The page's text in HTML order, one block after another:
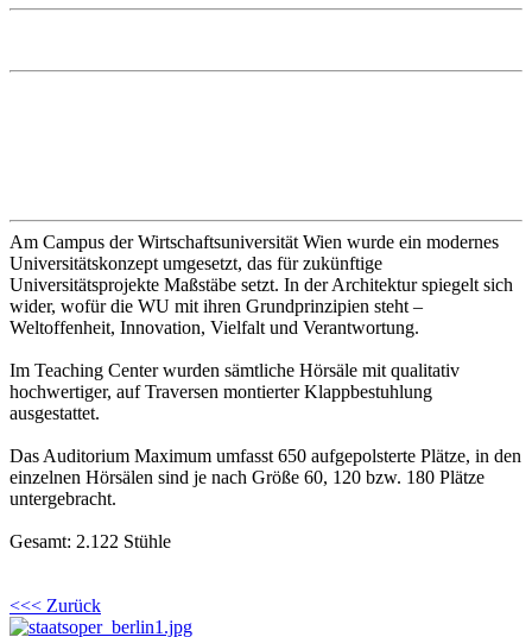
Am Campus der Wirtschaftsuniversität Wien wurde ein modernes
Universitätskonzept umgesetzt, das für zukünftige
Universitätsprojekte Maßstäbe setzt. In der Architektur spiegelt sich
wider, wofür die WU mit ihren Grundprinzipien steht –
Weltoffenheit, Innovation, Vielfalt und Verantwortung.
Im Teaching Center wurden sämtliche Hörsäle mit qualitativ
hochwertiger, auf Traversen montierter Klappbestuhlung
ausgestattet.
Das Auditorium Maximum umfasst 650 aufgepolsterte Plätze, in den
einzelnen Hörsälen sind je nach Größe 60, 120 bzw. 180 Plätze
untergebracht.
Gesamt: 2.122 Stühle
<<< Zurück